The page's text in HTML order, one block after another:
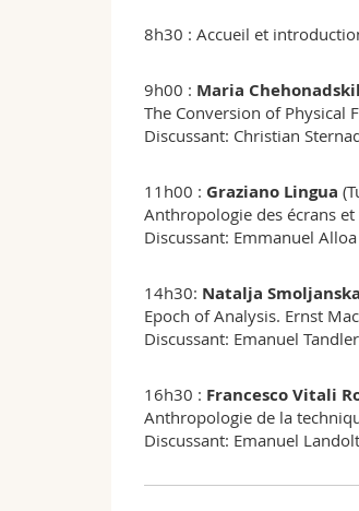
8h30 : Accueil et
9h00 : Maria
The Conversion of Physical
Discussant: Christian
11h00 : Graziano Lingua
Anthropologie des écrans
Discussant: Emmanuel
14h30: Natalja
Epoch of Analysis. Ernst
Discussant: Emanuel
16h30 : Francesco Vitali
Anthropologie de la
Discussant: Emanuel